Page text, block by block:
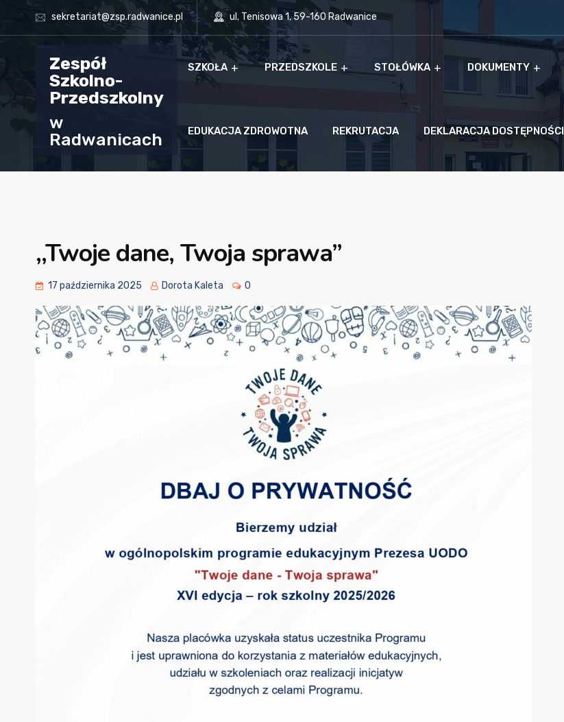
sekretariat@zsp.radwanice.pl ul. Tenisowa 1, 59-160 Radwanice
Zespół
Szkolno-
Przedszkolny
w
Radwanicach
SZKOŁA PRZEDSZKOLE STOŁÓWKA DOKUMENTY
EDUKACJA ZDROWOTNA REKRUTACJA DEKLARACJA DOSTĘPNOŚCI
,,Twoje dane, Twoja sprawa”
17 października 2025 Dorota Kaleta 0